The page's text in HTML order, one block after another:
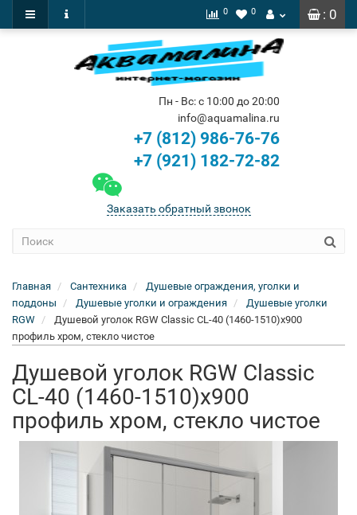
: 0
0 0
Пн - Вс: с 10:00 до 20:00
info@aquamalina.ru
+7 (812) 986-76-76
+7 (921) 182-72-82
Заказать обратный звонок
Главная Сантехника
Душевые ограждения, уголки и
поддоны
Душевые уголки и ограждения
Душевые уголки
RGW
Душевой уголок RGW Classic CL-40 (1460-1510)х900
профиль хром, стекло чистое
Душевой уголок RGW Classic
CL-40 (1460-1510)х900
профиль хром, стекло чистое